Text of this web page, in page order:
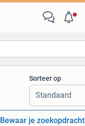
Alle afstanden…
Sorteer op
Bewaar je zoekopdracht